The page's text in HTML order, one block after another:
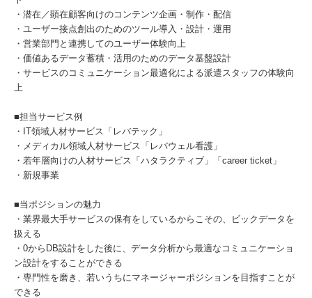
・潜在／顕在顧客向けのコンテンツ企画・制作・配信
・ユーザー接点創出のためのツール導入・設計・運用
・営業部門と連携してのユーザー体験向上
・価値あるデータ蓄積・活用のためのデータ基盤設計
・サービスのコミュニケーション最適化による派遣スタッフの体験向
上
■担当サービス例
・IT領域人材サービス「レバテック」
・メディカル領域人材サービス「レバウェル看護」
・若年層向けの人材サービス「ハタラクティブ」「career ticket」
・新規事業
■当ポジションの魅力
・業界最大手サービスの保有をしているからこその、ビックデータを
扱える
・0からDB設計をした後に、データ分析から最適なコミュニケーショ
ン設計をすることができる
・専門性を磨き、若いうちにマネージャーポジションを目指すことが
できる